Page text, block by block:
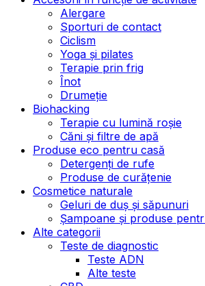
Alergare
Sporturi de contact
Ciclism
Yoga și pilates
Terapie prin frig
Înot
Drumeție
Biohacking
Terapie cu lumină roșie
Căni și filtre de apă
Produse eco pentru casă
Detergenți de rufe
Produse de curățenie
Cosmetice naturale
Geluri de duș și săpunuri
Șampoane și produse
Alte categorii
Teste de diagnostic
Teste ADN
Alte teste